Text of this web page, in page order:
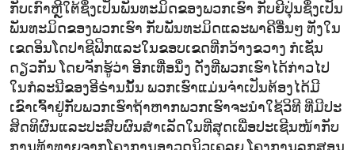
ກັບເກົາຫຼີໃຕ້ຊຶ່ງເປັນພັນທະມິດຂອງພວກເຮົາ ກັບຍີປຸ່ນຊຶ່ງເປັນ
ພັນທະມິດຂອງພວກເຮົາ ກັບພັນທະມິດແລະພາຄີອື່ນໆ ທັງໃນ
ເຂດອິນໂດປາຊີຟິກແລະໃນຂອບເຂດທີ່ກວ້າງຂວາງ ກໍເຊັ່ນ
ດຽວກັນ ໂດຍຈັກຮູ້ວ່າ ອີກເທື່ອນຶ່ງ ດັ່ງທີ່ພວກເຮົາໄດ້ກ່າວໄປ
ໃນກໍລະນີຂອງອີຣ່ານນັ້ນ ພວກເຮົາແມ່ນຈຳເປັນຕ້ອງໄດ້ມີ
ເຂົາເຈົ້າຢູ່ກັບພວກເຮົາຖ້າຫາກພວກເຮົາຈະນຳໃຊ້ວິທີ ທີ່ມີປະ
ສິດທິຜົນແລະປະສົບຜົນສຳເລັດໃນທີ່ສຸດເພື່ອປະເຊີນໜ້າກັບ